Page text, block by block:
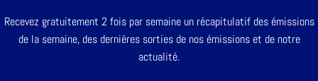
Recevez gratuitement 2 fois par semaine un récapitulatif des émissions
de la semaine, des dernières sorties de nos émissions et de notre
actualité.